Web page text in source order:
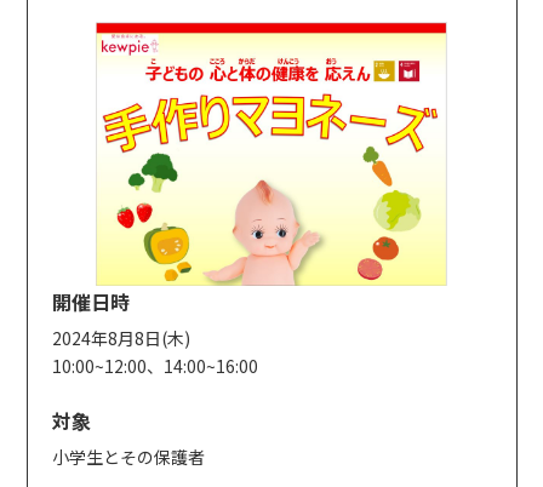
開催日時
2024年8月8日(木)
10:00~12:00、14:00~16:00
対象
小学生とその保護者